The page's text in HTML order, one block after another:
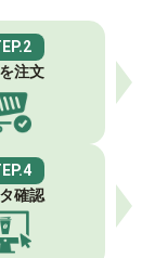
注文
確認